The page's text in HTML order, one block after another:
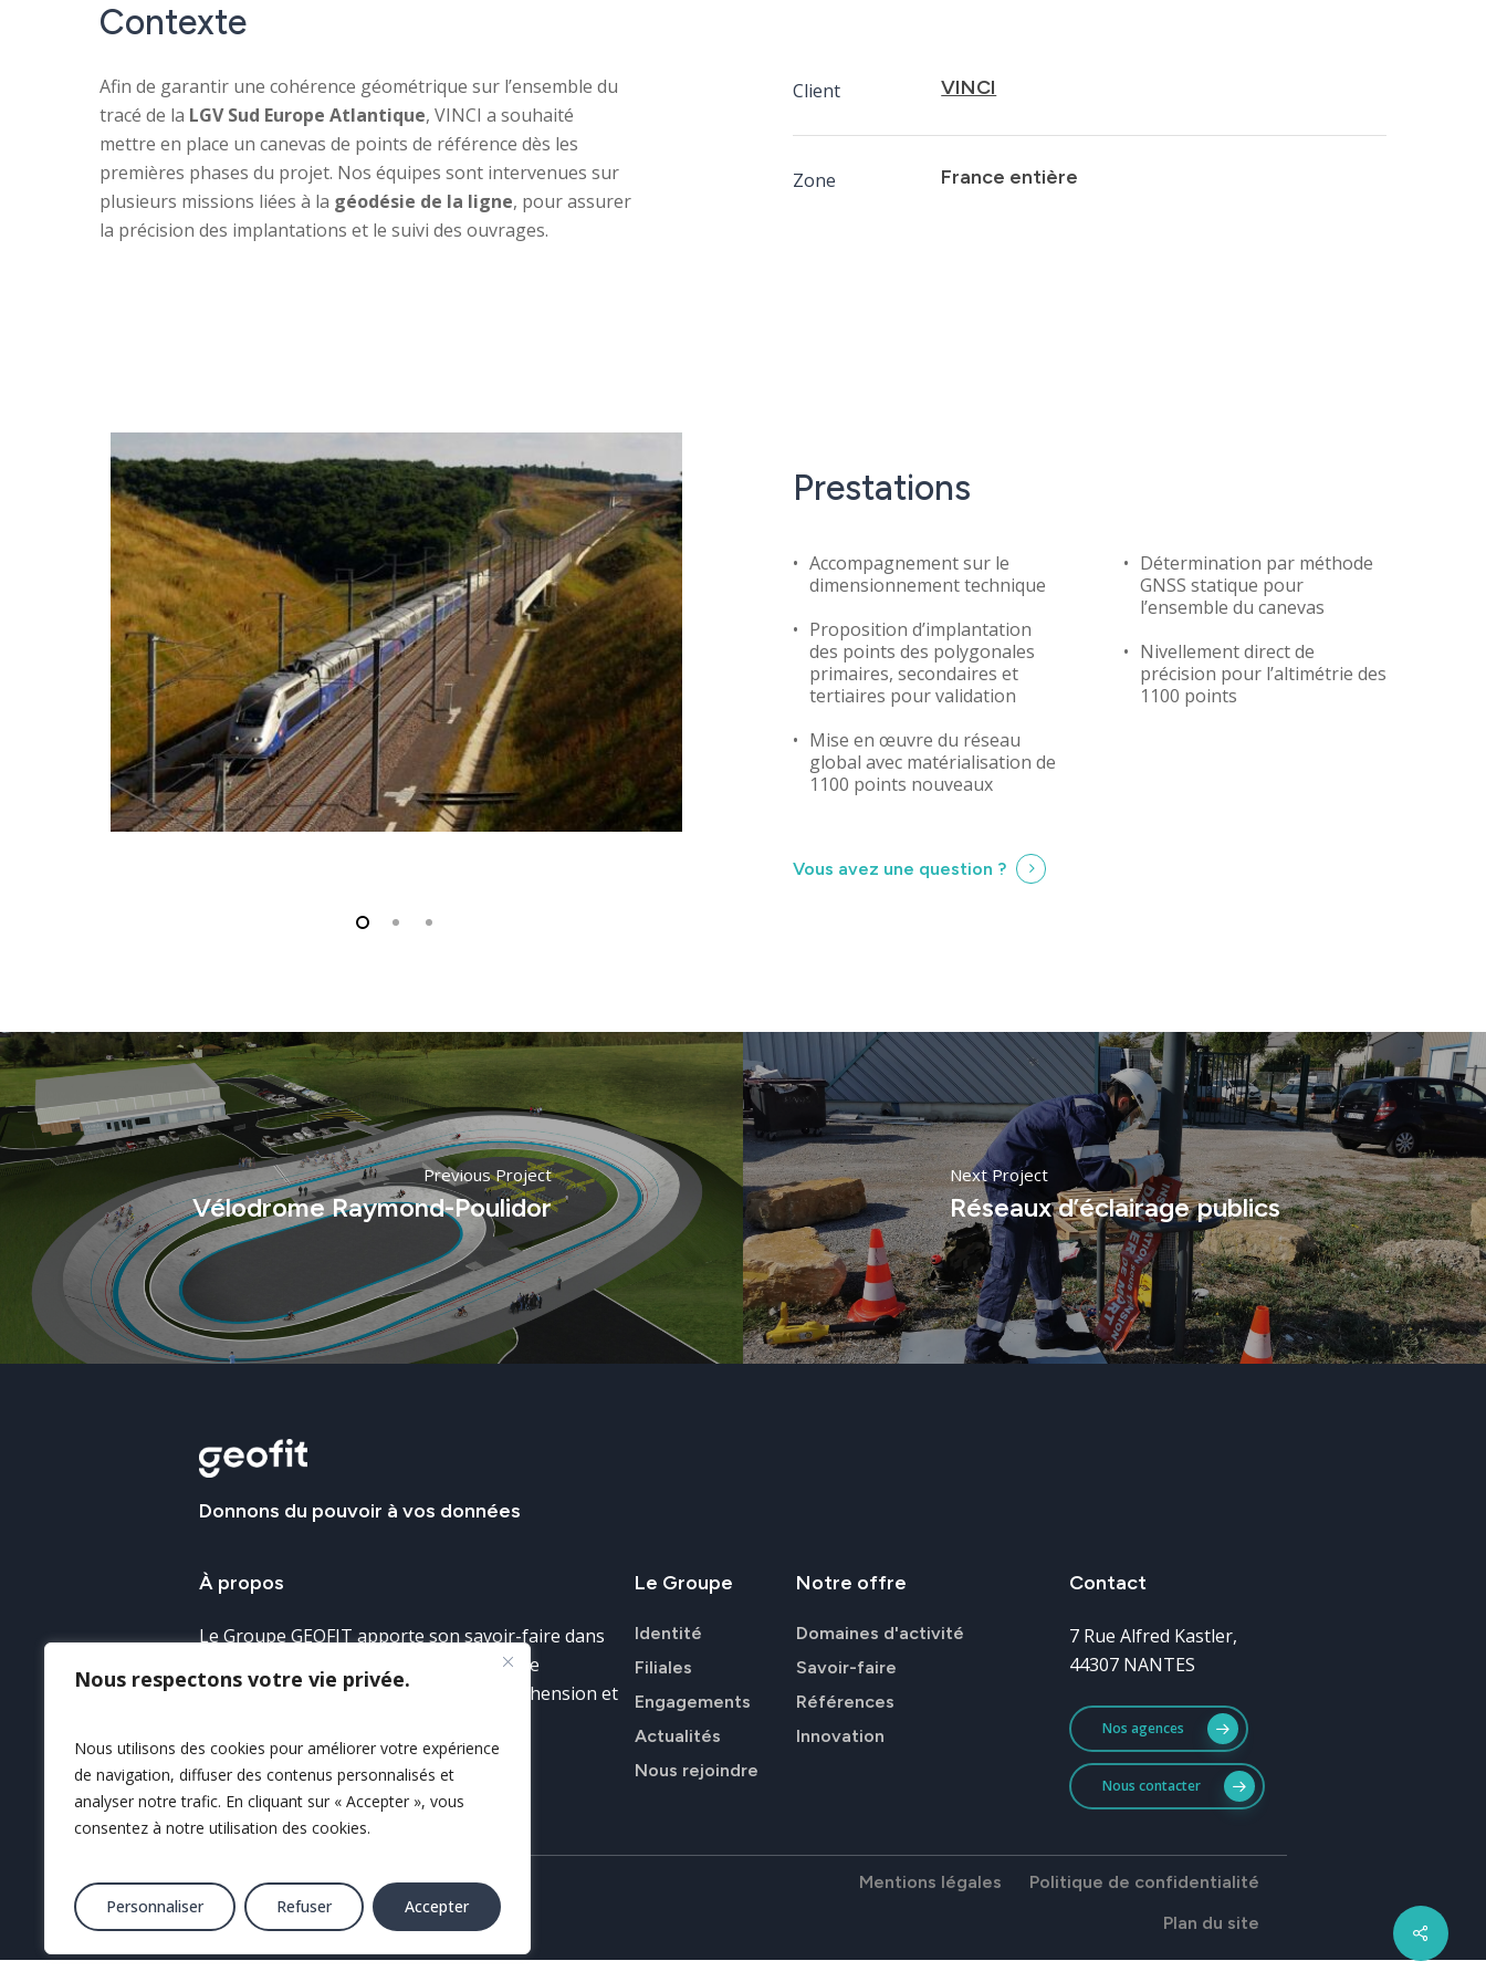
Nous respectons votre vie privée.
Nous utilisons des cookies pour améliorer votre expérience
de navigation, diffuser des contenus personnalisés et
analyser notre trafic. En cliquant sur « Accepter », vous
consentez à notre utilisation des cookies.
Personnaliser Refuser Accepter
Contexte
Afin de garantir une cohérence géométrique sur l’ensemble du
tracé de la LGV Sud Europe Atlantique, VINCI a souhaité
mettre en place un canevas de points de référence dès les
premières phases du projet. Nos équipes sont intervenues sur
plusieurs missions liées à la géodésie de la ligne, pour assurer
la précision des implantations et le suivi des ouvrages.
Client VINCI
Zone France entière
Prestations
Accompagnement sur le
dimensionnement technique
Proposition d’implantation
des points des polygonales
primaires, secondaires et
tertiaires pour validation
Mise en œuvre du réseau
global avec matérialisation de
1100 points nouveaux
Détermination par méthode
GNSS statique pour
l’ensemble du canevas
Nivellement direct de
précision pour l’altimétrie des
1100 points
Vous avez une question ?
Previous Project
Vélodrome Raymond-Poulidor
Next Project
Réseaux d’éclairage publics
Donnons du pouvoir à vos données
À propos
Le Groupe GEOFIT apporte son savoir-faire dans
l’acquisition et l’exploitation de la donnée
géospatiale afin d’en assurer sa compréhension et
Nos savoir-faire
Le Groupe
Identité
Filiales
Engagements
Actualités
Nous rejoindre
Notre offre
Domaines d'activité
Savoir-faire
Références
Innovation
Contact
7 Rue Alfred Kastler,
44307 NANTES
Nos agences
Nous contacter
© 2025 Tous droits réservés GEOFIT
Mentions légales
Politique de confidentialité
Plan du site
Share
Identité
Agences
Filiales
Engagements
Domaines d’activité
Savoir-faire
Références